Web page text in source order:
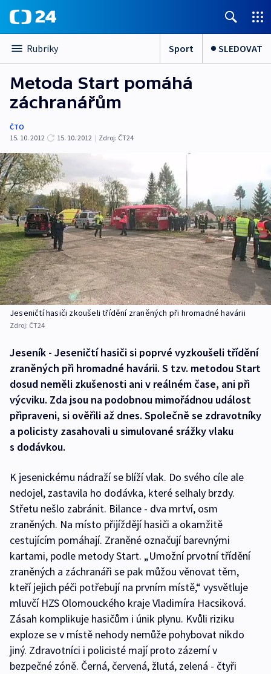
Rubriky Sport SLEDOVAT
Metoda Start pomáhá
záchranářům
ČTO
15. 10. 2012
15. 10. 2012 | Zdroj: ČT24
Jeseničtí hasiči zkoušeli třídění zraněných při hromadné havárii
Zdroj: ČT24
Jeseník - Jeseničtí hasiči si poprvé vyzkoušeli třídění
zraněných při hromadné havárii. S tzv. metodou Start
dosud neměli zkušenosti ani v reálném čase, ani při
výcviku. Zda jsou na podobnou mimořádnou událost
připraveni, si ověřili až dnes. Společně se zdravotníky
a policisty zasahovali u simulované srážky vlaku
s dodávkou.
K jesenickému nádraží se blíží vlak. Do svého cíle ale
nedojel, zastavila ho dodávka, které selhaly brzdy.
Střetu nešlo zabránit. Bilance - dva mrtví, osm
zraněných. Na místo přijíždějí hasiči a okamžitě
cestujícím pomáhají. Zraněné označují barevnými
kartami, podle metody Start. „Umožní prvotní třídění
zraněných a záchranáři se pak můžou věnovat těm,
kteří jejich péči potřebují na prvním místě,“ vysvětluje
mluvčí HZS Olomouckého kraje Vladimíra Hacsiková.
Zásah komplikuje hasičům i únik plynu. Kvůli riziku
exploze se v místě nehody nemůže pohybovat nikdo
jiný. Zdravotníci i policisté mají proto zázemí v
bezpečné zóně. Černá, červená, žlutá, zelená - čtyři